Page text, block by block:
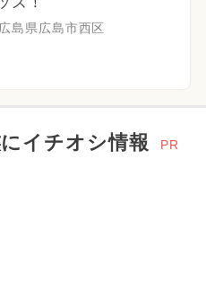
広島県広島市西区
イチオシ情報 PR